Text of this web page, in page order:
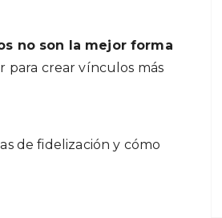
no son la mejor forma
para crear vínculos más
de fidelización y cómo